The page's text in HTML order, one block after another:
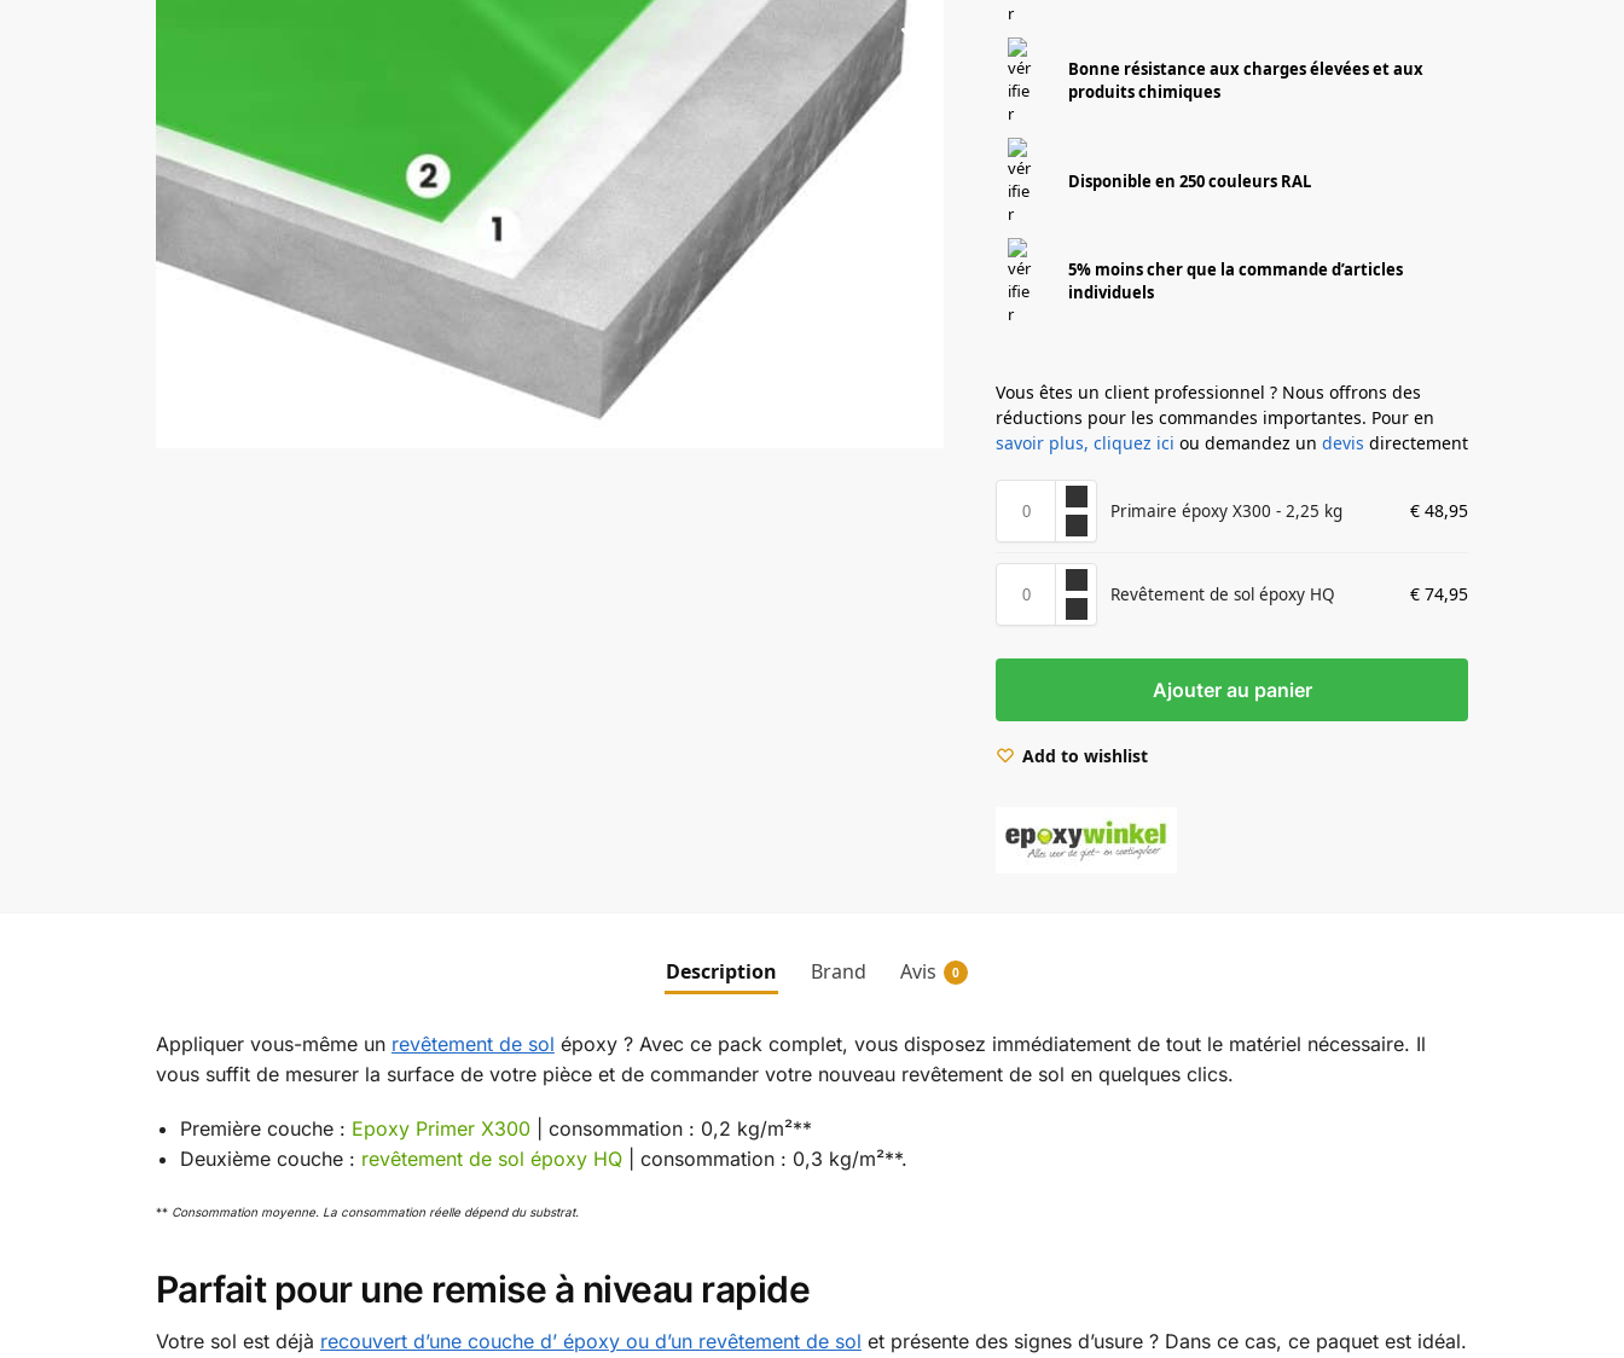
Bonne résistance aux charges élevées et aux
produits chimiques
Disponible en 250 couleurs RAL
5% moins cher que la commande d’articles
individuels
Vous êtes un client professionnel ? Nous offrons des
réductions pour les commandes importantes. Pour en
savoir plus, cliquez ici ou demandez undevis directement
Primaire époxy X300 - 2,25 kg € 48,95
Revêtement de sol époxy HQ € 74,95
Ajouter au panier
Add to wishlist
Description Brand Avis 0
Appliquer vous-même un revêtement de sol époxy ? Avec ce pack complet, vous disposez immédiatement de tout le matériel nécessaire. Il
vous suffit de mesurer la surface de votre pièce et de commander votre nouveau revêtement de sol en quelques clics.
Première couche : Epoxy Primer X300| consommation : 0,2 kg/m²**
Deuxième couche : revêtement de sol époxy HQ| consommation : 0,3 kg/m²**.
** Consommation moyenne. La consommation réelle dépend du substrat.
Parfait pour une remise à niveau rapide
Votre sol est déjà recouvert d’une couche d’ époxy ou d’un revêtement de sol et présente des signes d’usure ? Dans ce cas, ce paquet est idéal.